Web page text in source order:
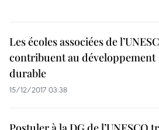
Les écoles associées de
contribuent au développement
durable
15/12/2017 03:38